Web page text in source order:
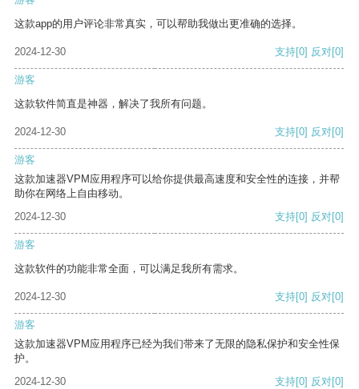
这款app的用户评论非常真实，可以帮助我做出更准确的选择。
2024-12-30 支持[0] 反对[0]
游客
这款软件简直是神器，解决了我所有问题。
2024-12-30 支持[0] 反对[0]
游客
这款加速器VPM应用程序可以给你提供最高速度和安全性的连接，并帮
助你在网络上自由移动。
2024-12-30
支持[0] 反对[0]
游客
这款软件的功能非常全面，可以满足我所有需求。
2024-12-30 支持[0] 反对[0]
游客
这款加速器VPM应用程序已经为我们带来了无限的隐私保护和安全性保
护。
2024-12-30
支持[0] 反对[0]